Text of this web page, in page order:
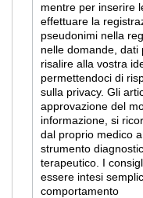
mentre per inserire
effettuare la
pseudonimi nella
nelle domande, dati
risalire alla vostra
permettendoci di
sulla privacy. Gli
approvazione del
informazione, si
dal proprio medico
strumento
terapeutico. I
essere intesi
comportamento